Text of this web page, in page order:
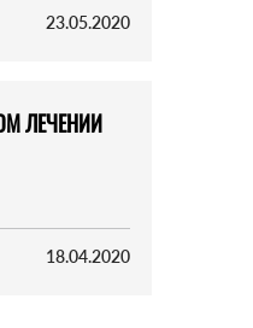
23.05.2020
ЛЕЧЕНИИ
18.04.2020